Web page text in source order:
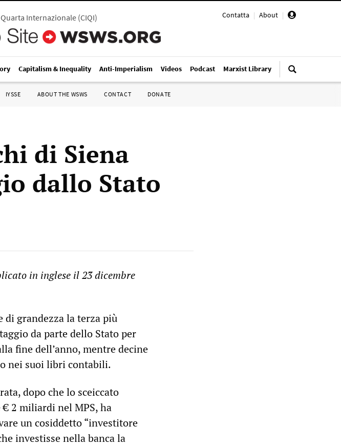
Contatta | About |
Internazionale(CIQI)
Capitalism & Inequality Anti-Imperialism Videos Podcast Marxist Library
IYSSE ABOUT THE WSWS CONTACT DONATE
di Siena
dallo Stato
in inglese il 23 dicembre
di grandezza la terza più
da parte dello Stato per
fine dell’anno, mentre decine
nei suoi libri contabili.
dopo che lo sceiccato
2 miliardi nel MPS, ha
un cosiddetto “investitore
investisse nella banca la